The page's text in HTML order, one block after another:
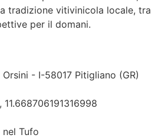
tradizione vitivinicola locale, tra
per il domani.
- I-58017 Pitigliano (GR)
Tufo